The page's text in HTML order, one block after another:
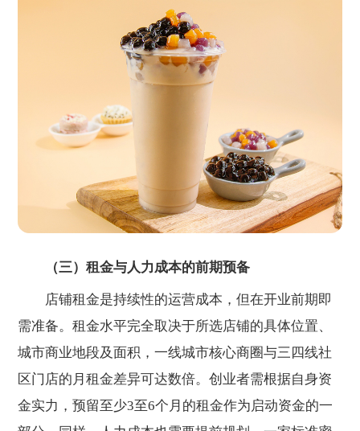
（三）租金与人力成本的前期预备
店铺租金是持续性的运营成本，但在开业前期即
需准备。租金水平完全取决于所选店铺的具体位置、
城市商业地段及面积，一线城市核心商圈与三四线社
区门店的月租金差异可达数倍。创业者需根据自身资
金实力，预留至少3至6个月的租金作为启动资金的一